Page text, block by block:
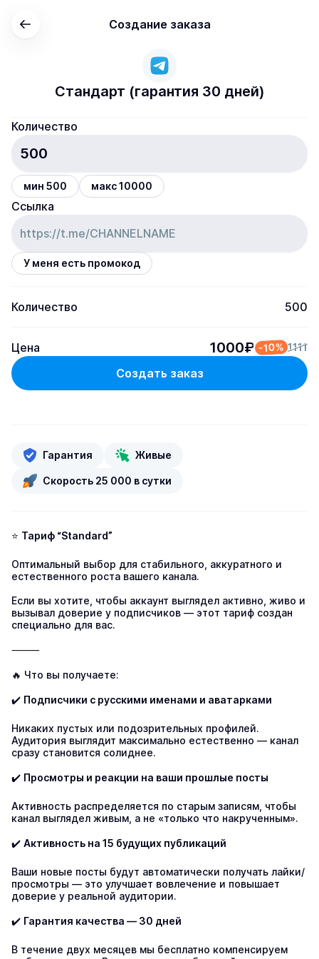
Создание заказа
Стандарт (гарантия 30 дней)
Количество
мин 500 макс 10000
Ссылка
У меня есть промокод
Количество 500
Цена 1000₽ -10% 1111
Создать заказ
Гарантия Живые
Скорость 25 000 в сутки
⭐ Тариф “Standard”
Оптимальный выбор для стабильного, аккуратного и
естественного роста вашего канала.
Если вы хотите, чтобы аккаунт выглядел активно, живо и
вызывал доверие у подписчиков — этот тариф создан
специально для вас.
⸻
🔥 Что вы получаете:
✔️ Подписчики с русскими именами и аватарками
Никаких пустых или подозрительных профилей.
Аудитория выглядит максимально естественно — канал
сразу становится солиднее.
✔️ Просмотры и реакции на ваши прошлые посты
Активность распределяется по старым записям, чтобы
канал выглядел живым, а не «только что накрученным».
✔️ Активность на 15 будущих публикаций
Ваши новые посты будут автоматически получать лайки/
просмотры — это улучшает вовлечение и повышает
доверие у реальной аудитории.
✔️ Гарантия качества — 30 дней
В течение двух месяцев мы бесплатно компенсируем